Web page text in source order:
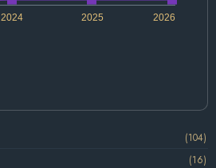
2024 2026
2025
(104)
(16)